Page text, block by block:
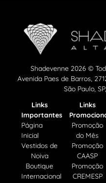
Shadevenne 2026 ©
Avenida Paes de Barros,
São Paulo,
Links
Importantes
Página
Inicial
Vestidos de
Noiva
Boutique
Internacional
Links
Promoção
do Mês
Promoção
CAASP
Promoção
CREMESP